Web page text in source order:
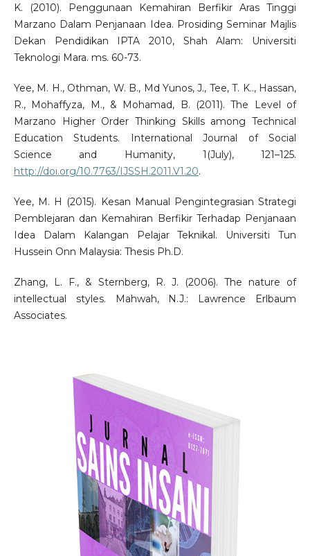
K. (2010). Penggunaan Kemahiran Berfikir Aras Tinggi
Marzano Dalam Penjanaan Idea. Prosiding Seminar Majlis
Dekan Pendidikan IPTA 2010, Shah Alam: Universiti
Teknologi Mara. ms. 60-73.
Yee, M. H., Othman, W. B., Md Yunos, J., Tee, T. K.., Hassan,
R., Mohaffyza, M., & Mohamad, B. (2011). The Level of
Marzano Higher Order Thinking Skills among Technical
Education Students. International Journal of Social
Science and Humanity, 1(July), 121–125.
http://doi.org/10.7763/IJSSH.2011.V1.20.
Yee, M. H (2015). Kesan Manual Pengintegrasian Strategi
Pemblejaran dan Kemahiran Berfikir Terhadap Penjanaan
Idea Dalam Kalangan Pelajar Teknikal. Universiti Tun
Hussein Onn Malaysia: Thesis Ph.D.
Zhang, L. F., & Sternberg, R. J. (2006). The nature of
intellectual styles. Mahwah, N.J.: Lawrence Erlbaum
Associates.